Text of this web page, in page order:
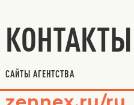
КОНТАКТЫ
САЙТЫ АГЕНТСТВА